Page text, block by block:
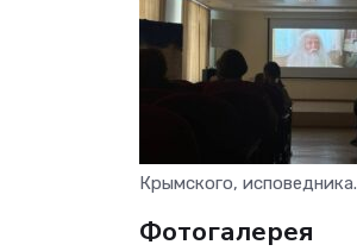
Крымского, исповедника.
Фотогалерея